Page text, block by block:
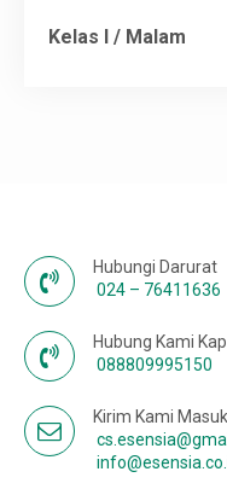
Kelas I / Malam
Hubungi Darurat
024 – 76411636
Hubung Kami
088809995150
Kirim Kami